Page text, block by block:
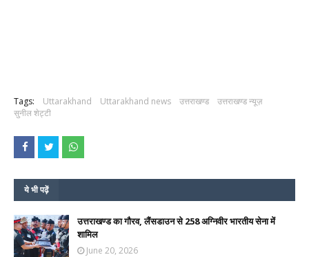
Tags: Uttarakhand Uttarakhand news उत्तराखण्ड
उत्तराखण्ड न्यूज़
सुनील शेट्टी
ये भी पढ़ें
उत्तराखण्ड का गौरव, लैंसडाउन से 258 अग्निवीर भारतीय सेना में
शामिल
June 20, 2026